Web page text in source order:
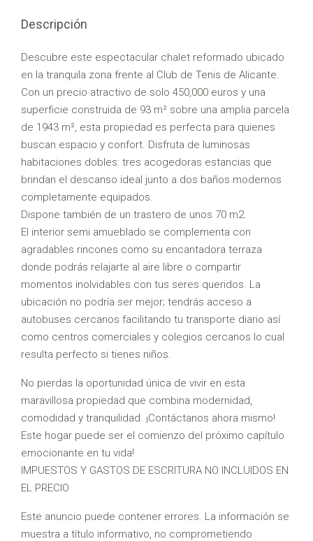
Descripción
Descubre este espectacular chalet reformado ubicado
en la tranquila zona frente al Club de Tenis de Alicante.
Con un precio atractivo de solo 450,000 euros y una
superficie construida de 93 m² sobre una amplia parcela
de 1943 m², esta propiedad es perfecta para quienes
buscan espacio y confort. Disfruta de luminosas
habitaciones dobles: tres acogedoras estancias que
brindan el descanso ideal junto a dos baños modernos
completamente equipados.
Dispone también de un trastero de unos 70 m2.
El interior semi amueblado se complementa con
agradables rincones como su encantadora terraza
donde podrás relajarte al aire libre o compartir
momentos inolvidables con tus seres queridos. La
ubicación no podría ser mejor; tendrás acceso a
autobuses cercanos facilitando tu transporte diario así
como centros comerciales y colegios cercanos lo cual
resulta perfecto si tienes niños.
No pierdas la oportunidad única de vivir en esta
maravillosa propiedad que combina modernidad,
comodidad y tranquilidad. ¡Contáctanos ahora mismo!
Este hogar puede ser el comienzo del próximo capítulo
emocionante en tu vida!
IMPUESTOS Y GASTOS DE ESCRITURA NO INCLUIDOS EN
EL PRECIO
Este anuncio puede contener errores. La información se
muestra a título informativo, no comprometiendo